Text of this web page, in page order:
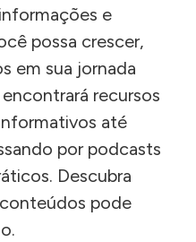
e
possa crescer,
em sua jornada
recursos
até
por podcasts
Descubra
pode